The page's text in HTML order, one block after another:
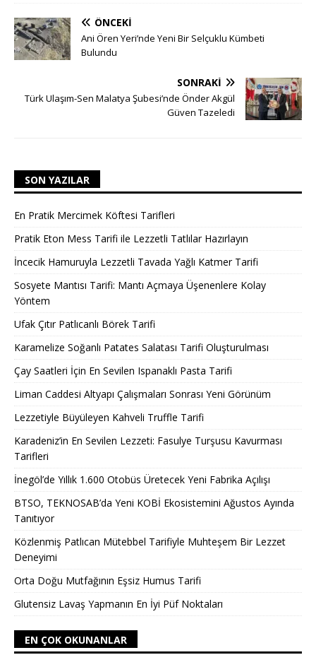
ÖNCEKI
Ani Ören Yeri’nde Yeni Bir Selçuklu Kümbeti
Bulundu
SONRAKI
Türk Ulaşım-Sen Malatya Şubesi’nde Önder Akgül
Güven Tazeledi
SON YAZILAR
En Pratik Mercimek Köftesi Tarifleri
Pratik Eton Mess Tarifi ile Lezzetli Tatlılar Hazırlayın
İncecik Hamuruyla Lezzetli Tavada Yağlı Katmer Tarifi
Sosyete Mantısı Tarifi: Mantı Açmaya Üşenenlere Kolay
Yöntem
Ufak Çıtır Patlıcanlı Börek Tarifi
Karamelize Soğanlı Patates Salatası Tarifi Oluşturulması
Çay Saatleri İçin En Sevilen Ispanaklı Pasta Tarifi
Liman Caddesi Altyapı Çalışmaları Sonrası Yeni Görünüm
Lezzetiyle Büyüleyen Kahveli Truffle Tarifi
Karadeniz’in En Sevilen Lezzeti: Fasulye Turşusu Kavurması
Tarifleri
İnegöl’de Yıllık 1.600 Otobüs Üretecek Yeni Fabrika Açılışı
BTSO, TEKNOSAB’da Yeni KOBİ Ekosistemini Ağustos Ayında
Tanıtıyor
Közlenmiş Patlıcan Mütebbel Tarifiyle Muhteşem Bir Lezzet
Deneyimi
Orta Doğu Mutfağının Eşsiz Humus Tarifi
Glutensiz Lavaş Yapmanın En İyi Püf Noktaları
EN ÇOK OKUNANLAR